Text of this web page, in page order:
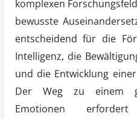
komplexen
bewusste
entscheidend für die
Intelligenz, die
und die Entwicklung
Der Weg zu einem
Emotionen